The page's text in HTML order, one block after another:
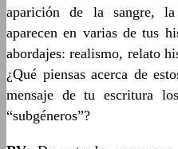
aparición de la sangre,
aparecen en varias de tus
abordajes: realismo, relato
¿Qué piensas acerca de
mensaje de tu escritura
“subgéneros”?